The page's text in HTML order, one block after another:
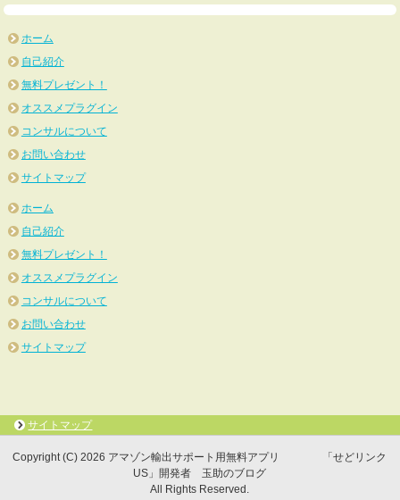
ホーム
自己紹介
無料プレゼント！
オススメプラグイン
コンサルについて
お問い合わせ
サイトマップ
ホーム
自己紹介
無料プレゼント！
オススメプラグイン
コンサルについて
お問い合わせ
サイトマップ
サイトマップ
Copyright (C) 2026 アマゾン輸出サポート用無料アプリ 「せどリンク
US」開発者 玉助のブログ
All Rights Reserved.